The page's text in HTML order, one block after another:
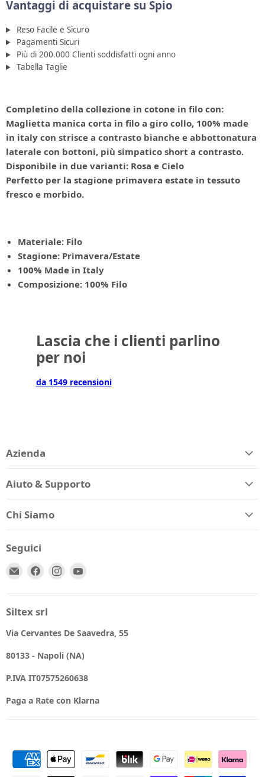
Vantaggi di acquistare su Spio
Reso Facile e Sicuro
Pagamenti Sicuri
Più di 200.000 Clienti soddisfatti ogni anno
Tabella Taglie
Completino della collezione in cotone in filo con:
Maglietta manica corta in filo a giro collo, 100% made
in italy con strisce a contrasto bianche e abbottonatura
laterale con bottoni, più simpatico short a contrasto.
Disponibile in due varianti: Rosa e Cielo
Perfetto per la stagione primavera estate in tessuto
fresco e morbido.
Materiale: Filo
Stagione: Primavera/Estate
100% Made in Italy
Composizione: 100% Filo
Lascia che i clienti parlino
per noi
da 1549 recensioni
Azienda
Aiuto & Supporto
Chi Siamo
Seguici
Email
Trovaci Trovaci
Siltex srl
Via Cervantes De Saavedra, 55
80133 - Napoli (NA)
P.IVA IT07575260638
Paga a Rate con Klarna